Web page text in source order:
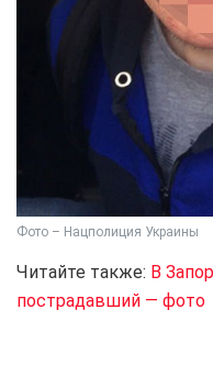
Фото – Нацполиция Украины
Читайте также: В
пострадавший — фото